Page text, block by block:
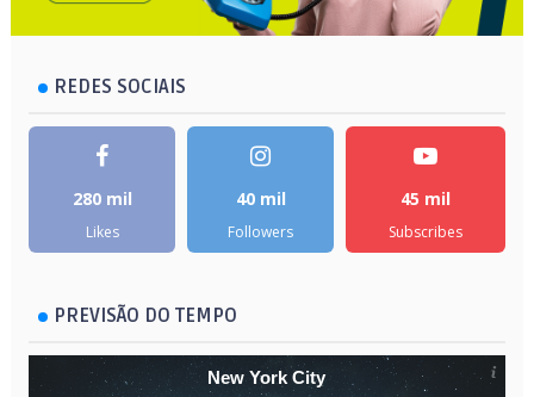
REDES SOCIAIS
280 mil
Likes
40 mil
Followers
45 mil
Subscribes
PREVISÃO DO TEMPO
New York City